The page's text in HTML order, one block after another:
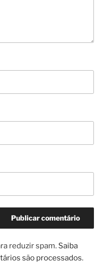
reduzir spam. Saiba
são processados.